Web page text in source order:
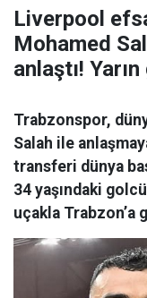
Liverpool
Mohamed
anlaştı!
Trabzonspor,
Salah ile
transferi dünya
34 yaşındaki
uçakla Trabzon’a